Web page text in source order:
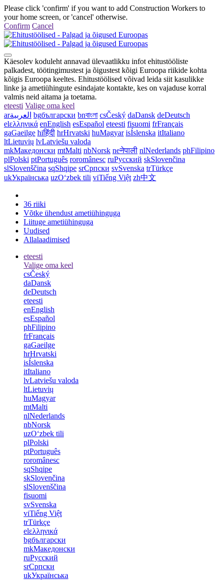
Please click 'confirm' if you want to add Construction Workers to
your home screen, or 'cancel' otherwise.
Confirm Cancel
Käesolev koduleht annavad ülevaatlikku infot ehitustööliste
palkadest, töötingimustest ja õigustest kõigi Euroopa riikide kohta
kõigis Euroopa keeltes. Ehitustöölised võivad leida siit kasulikke
linke ja ametiühingute esindajate kontakte, kes on vajaduse korral
valmis neid aitama ja toetama.
eteesti Valige oma keel
arالعربية bgбългарски bnবাংলা csČeský daDansk deDeutsch
elελληνικά enEnglish esEspañol eteesti fisuomi frFrançais
gaGaeilge hiहिंदी hrHrvatski huMagyar isÍslenska itItaliano
ltLietuvių lvLatviešu valoda
mkМакедонски mtMalti nbNorsk neनेपाली nlNederlands phFilipino
plPolski ptPortuguês roromânesc ruРусский skSlovenčina
slSlovenščina sqShqipe srСрпски svSvenska trTürkçe
ukУкраїнська uzOʻzbek tili viTiếng Việt zh中文
36 riiki
Võtke ühendust ametiühinguga
Liituge ametiühinguga
Uudised
Allalaadimised
eteesti
Valige oma keel
csČeský
daDansk
deDeutsch
eteesti
enEnglish
esEspañol
phFilipino
frFrançais
gaGaeilge
hrHrvatski
isÍslenska
itItaliano
lvLatviešu valoda
ltLietuvių
huMagyar
mtMalti
nlNederlands
nbNorsk
uzOʻzbek tili
plPolski
ptPortuguês
roromânesc
sqShqipe
skSlovenčina
slSlovenščina
fisuomi
svSvenska
viTiếng Việt
trTürkçe
elελληνικά
bgбългарски
mkМакедонски
ruРусский
srСрпски
ukУкраїнська